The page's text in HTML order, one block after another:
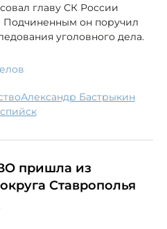
главу СК России
Подчиненным он поручил
уголовного дела.
Александр Бастрыкин
пришла из
Ставрополья